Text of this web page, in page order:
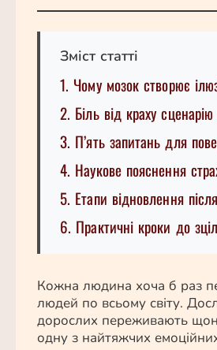
Зміст статті
1. Чому мозок створює
2. Біль від краху
3. П’ять запитань для
4. Наукове пояснення
5. Етапи відновлення
6. Практичні кроки до
Кожна людина хоча б раз
людей по всьому світу.
дорослих переживають
одну з найтяжчих